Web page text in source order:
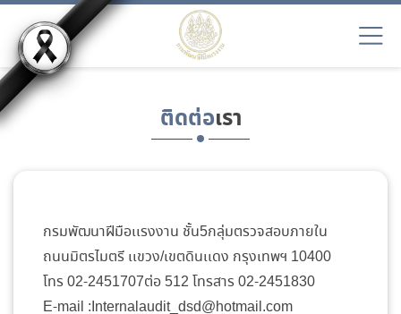
ติดต่อเรา
กรมพัฒนาฝีมือเเรงงาน ชั้น5กลุ่มตรวจสอบภายใน
ถนนมิตรไมตรี เเขวง/เขตดินเเดง กรุงเทพฯ 10400
โทร 02-2451707ต่อ 512 โทรสาร 02-2451830
E-mail :Internalaudit_dsd@hotmail.com